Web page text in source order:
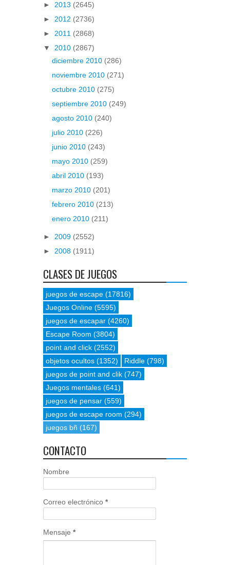
► 2013 (2645)
► 2012 (2736)
► 2011 (2868)
▼ 2010 (2867)
diciembre 2010 (286)
noviembre 2010 (271)
octubre 2010 (275)
septiembre 2010 (249)
agosto 2010 (240)
julio 2010 (226)
junio 2010 (243)
mayo 2010 (259)
abril 2010 (193)
marzo 2010 (201)
febrero 2010 (213)
enero 2010 (211)
► 2009 (2552)
► 2008 (1911)
CLASES DE JUEGOS
juegos de escape (17816)
Juegos Online (5595)
juegos de escapar (4260)
Escape Room (3804)
point and click (2552)
objetos ocultos (1352) Riddle (798)
juegos de point and clik (747)
Juegos mentales (641)
juegos de pensar (559)
juegos de escape room (294)
juegos bñ (167)
CONTACTO
Nombre
Correo electrónico *
Mensaje *